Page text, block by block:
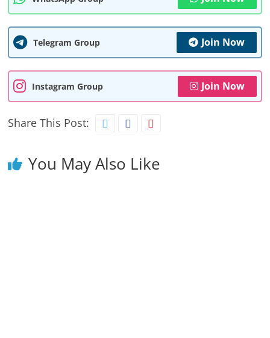
Telegram Group Join Now
Instagram Group Join Now
Share This Post:
You May Also Like